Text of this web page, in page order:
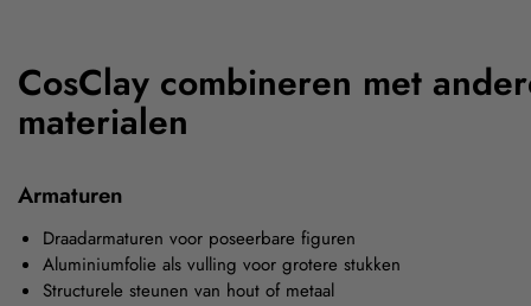
CosClay combineren met
materialen
Armaturen
Draadarmaturen voor poseerbare figuren
Aluminiumfolie als vulling voor grotere stukken
Structurele steunen van hout of metaal